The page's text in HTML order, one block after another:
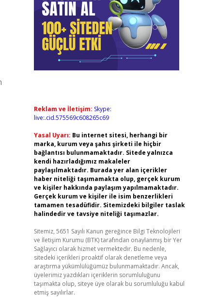
Reklam ve İletişim: Skype:
live:.cid.575569c608265c69
Yasal Uyarı: Bu internet sitesi, herhangi bir
marka, kurum veya şahıs şirketi ile hiçbir
bağlantısı bulunmamaktadır. Sitede yalnızca
kendi hazırladığımız makaleler
paylaşılmaktadır. Burada yer alan içerikler
haber niteliği taşımamakta olup, gerçek kurum
ve kişiler hakkında paylaşım yapılmamaktadır.
Gerçek kurum ve kişiler ile isim benzerlikleri
tamamen tesadüfidir. Sitemizdeki bilgiler taslak
halindedir ve tavsiye niteliği taşımazlar.
Sitemiz, 5651 Sayılı Kanun gereğince Bilgi Teknolojileri
ve İletişim Kurumu (BTK) tarafından onaylanmış bir Yer
Sağlayıcı olarak hizmet vermektedir. Bu nedenle,
sitedeki içerikleri proaktif olarak denetleme veya
araştırma yükümlülüğümüz bulunmamaktadır. Ancak,
üyelerimiz yazdıkları içeriklerin sorumluluğunu
taşımakta olup, siteye üye olarak bu sorumluluğu kabul
etmiş sayılırlar.